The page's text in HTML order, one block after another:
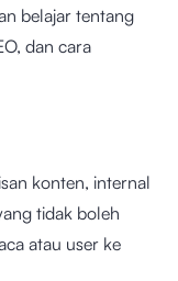
belajar tentang
dan cara
konten, internal
tidak boleh
atau user ke